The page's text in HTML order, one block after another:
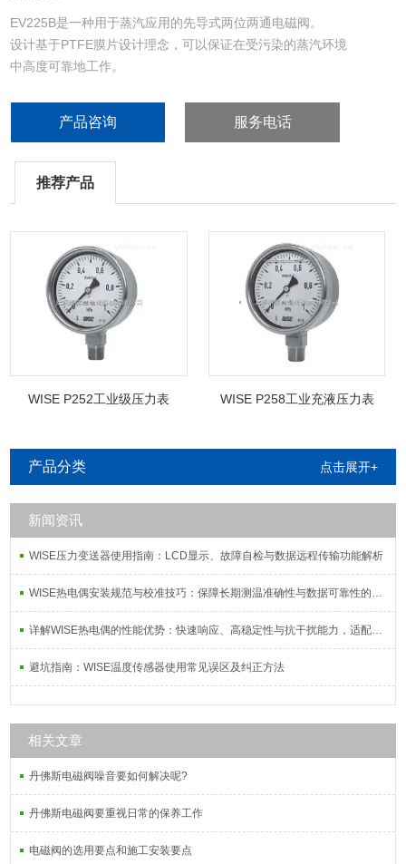
EV225B是一种用于蒸汽应用的先导式两位两通电磁阀。
设计基于PTFE膜片设计理念，可以保证在受污染的蒸汽环境
中高度可靠地工作。
BR型线圈可在EV225B上使用。
产品咨询 服务电话
推荐产品
WISE P252工业级压力表 WISE P258工业充液压力表
产品分类 点击展开+
新闻资讯
WISE压力变送器使用指南：LCD显示、故障自检与数据远程传输功能解析
WISE热电偶安装规范与校准技巧：保障长期测温准确性与数据可靠性的系统方案
详解WISE热电偶的性能优势：快速响应、高稳定性与抗干扰能力，适配复杂工况需求
避坑指南：WISE温度传感器使用常见误区及纠正方法
相关文章
丹佛斯电磁阀噪音要如何解决呢?
丹佛斯电磁阀要重视日常的保养工作
电磁阀的选用要点和施工安装要点